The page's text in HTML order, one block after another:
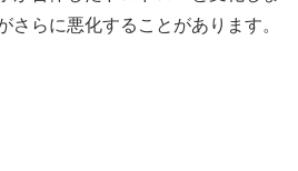
さらに悪化することがあります。